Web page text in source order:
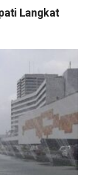
Langkat